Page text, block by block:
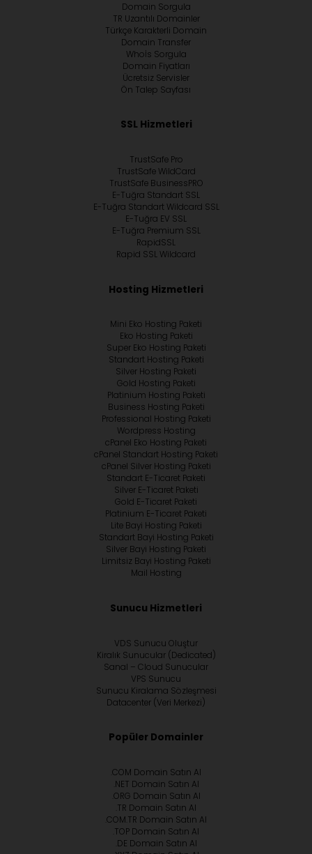
Domain Sorgula
TR Uzantılı Domainler
Türkçe Karakterli Domain
Domain Transfer
Whoİs Sorgula
Domain Fiyatları
Ücretsiz Servisler
Ön Talep Sayfası
SSL Hizmetleri
TrustSafe Pro
TrustSafe WildCard
TrustSafe BusinessPRO
E-Tuğra Standart SSL
E-Tuğra Standart Wildcard SSL
E-Tuğra EV SSL
E-Tuğra Premium SSL
RapidSSL
Rapid SSL Wildcard
Hosting Hizmetleri
Mini Eko Hosting Paketi
Eko Hosting Paketi
Super Eko Hosting Paketi
Standart Hosting Paketi
Silver Hosting Paketi
Gold Hosting Paketi
Platinium Hosting Paketi
Business Hosting Paketi
Professional Hosting Paketi
Wordpress Hosting
cPanel Eko Hosting Paketi
cPanel Standart Hosting Paketi
cPanel Silver Hosting Paketi
Standart E-Ticaret Paketi
Silver E-Ticaret Paketi
Gold E-Ticaret Paketi
Platinium E-Ticaret Paketi
Lite Bayi Hosting Paketi
Standart Bayi Hosting Paketi
Silver Bayi Hosting Paketi
Limitsiz Bayi Hosting Paketi
Mail Hosting
Sunucu Hizmetleri
VDS Sunucu Oluştur
Kiralık Sunucular (Dedicated)
Sanal – Cloud Sunucular
VPS Sunucu
Sunucu Kiralama Sözleşmesi
Datacenter (Veri Merkezi)
Popüler Domainler
.COM Domain Satın Al
.NET Domain Satın Al
.ORG Domain Satın Al
.TR Domain Satın Al
.COM.TR Domain Satın Al
.TOP Domain Satın Al
.DE Domain Satın Al